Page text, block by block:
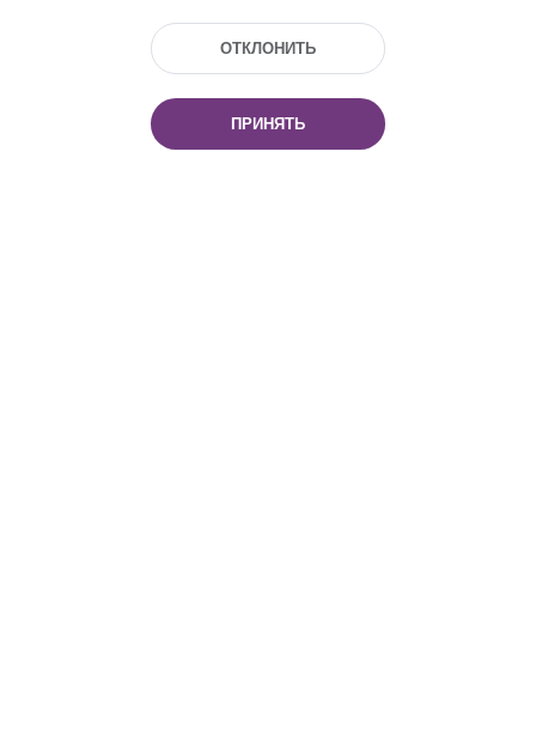
Источники
информации
ОТКЛОНИТЬ
ПРИНЯТЬ